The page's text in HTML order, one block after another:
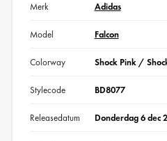
Merk Adidas
Model Falcon
Colorway Shock Pink /
Stylecode BD8077
Releasedatum Donderdag 6 dec